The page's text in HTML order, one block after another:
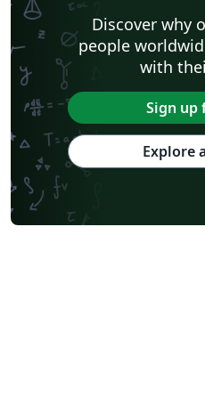
Discover why
people
with
Sign up
Explore